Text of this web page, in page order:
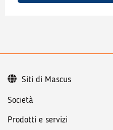
Società
Prodotti e servizi
Siti di Mascus